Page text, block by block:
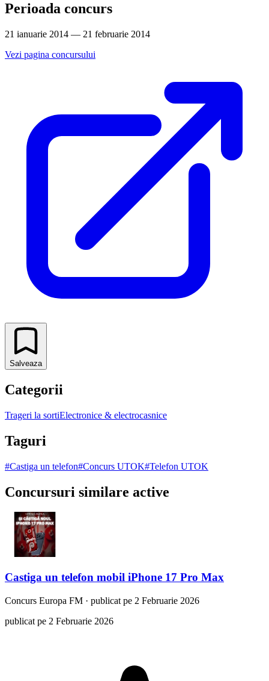
Perioada concurs
21 ianuarie 2014 — 21 februarie 2014
Vezi pagina concursului
Salveaza
Categorii
Trageri la sortiElectronice & electrocasnice
Taguri
#Castiga un telefon#Concurs UTOK#Telefon UTOK
Concursuri similare active
Castiga un telefon mobil iPhone 17 Pro Max
Concurs Europa FM · publicat pe 2 Februarie 2026
publicat pe 2 Februarie 2026